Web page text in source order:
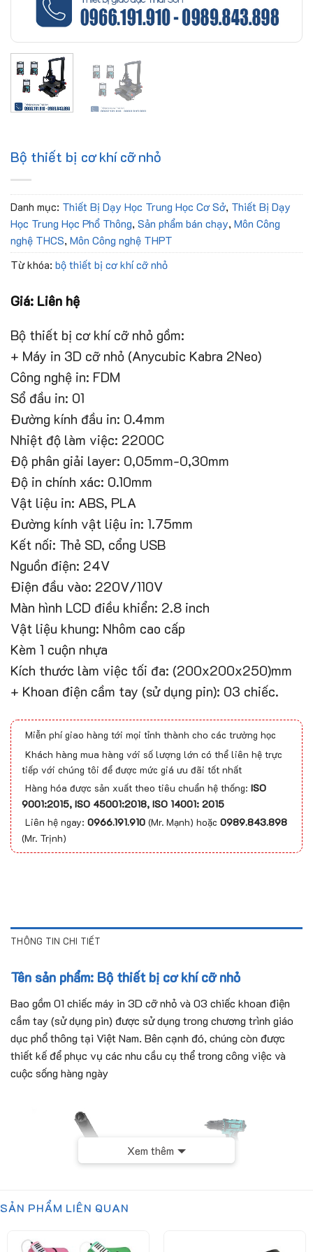
Bộ thiết bị cơ khí cỡ nhỏ
Danh mục: Thiết Bị Dạy Học Trung Học Cơ Sở, Thiết Bị Dạy
Học Trung Học Phổ Thông, Sản phẩm bán chạy, Môn Công
nghệ THCS, Môn Công nghệ THPT
Từ khóa: bộ thiết bị cơ khí cỡ nhỏ
Giá: Liên hệ
Bộ thiết bị cơ khí cỡ nhỏ gồm:
+ Máy in 3D cỡ nhỏ (Anycubic Kabra 2Neo)
Công nghệ in: FDM
Sổ đầu in: 01
Đường kính đầu in: 0.4mm
Nhiệt độ làm việc: 2200C
Độ phân giải layer: 0,05mm-0,30mm
Độ in chính xác: 0.10mm
Vật liệu in: ABS, PLA
Đường kính vật liệu in: 1.75mm
Kết nối: Thẻ SD, cổng USB
Nguồn điện: 24V
Điện đầu vào: 220V/110V
Màn hình LCD điều khiển: 2.8 inch
Vật liệu khung: Nhôm cao cấp
Kèm 1 cuộn nhựa
Kích thước làm việc tối đa: (200x200x250)mm
+ Khoan điện cầm tay (sử dụng pin): 03 chiếc.
Miễn phí giao hàng tới mọi tỉnh thành cho các trường học
Khách hàng mua hàng với số lượng lớn có thể liên hệ trực
tiếp với chúng tôi để được mức giá ưu đãi tốt nhất
Hàng hóa được sản xuất theo tiêu chuẩn hệ thống: ISO
9001:2015, ISO 45001:2018, ISO 14001: 2015
Liên hệ ngay: 0966.191.910 (Mr. Mạnh) hoặc 0989.843.898
(Mr. Trịnh)
THÔNG TIN CHI TIẾT
Tên sản phẩm: Bộ thiết bị cơ khí cỡ nhỏ
Bao gồm 01 chiếc máy in 3D cỡ nhỏ và 03 chiếc khoan điện
cầm tay (sử dụng pin) được sử dụng trong chương trình giáo
dục phổ thông tại Việt Nam. Bên cạnh đó, chúng còn được
thiết kế để phục vụ các nhu cầu cụ thể trong công việc và
cuộc sống hàng ngày
Xem thêm
SẢN PHẨM LIÊN QUAN